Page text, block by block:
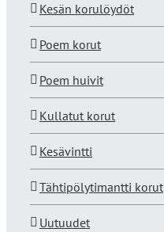
Kesän korulöydöt
Poem korut
Poem huivit
Kullatut korut
Kesävintti
Tähtipölytimantti korut
Uutuudet